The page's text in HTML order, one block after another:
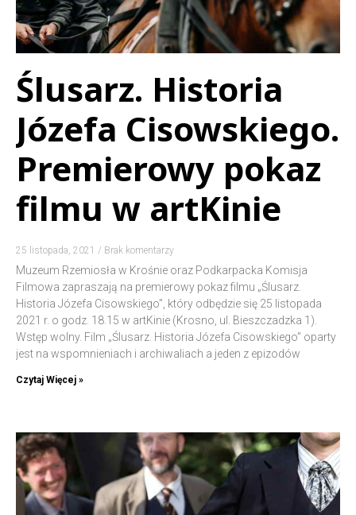
Ślusarz. Historia
Józefa Cisowskiego.
Premierowy pokaz
filmu w artKinie
25 listopada, 2021 Brak komentarzy
Muzeum Rzemiosła w Krośnie oraz Podkarpacka Komisja
Filmowa zapraszają na premierowy pokaz filmu „Ślusarz.
Historia Józefa Cisowskiego”, który odbędzie się 25 listopada
2021 r. o godz. 18.15 w artKinie (Krosno, ul. Bieszczadzka 1).
Wstęp wolny. Film „Ślusarz. Historia Józefa Cisowskiego” oparty
jest na wspomnieniach i archiwaliach a jeden z epizodów
Czytaj Więcej »